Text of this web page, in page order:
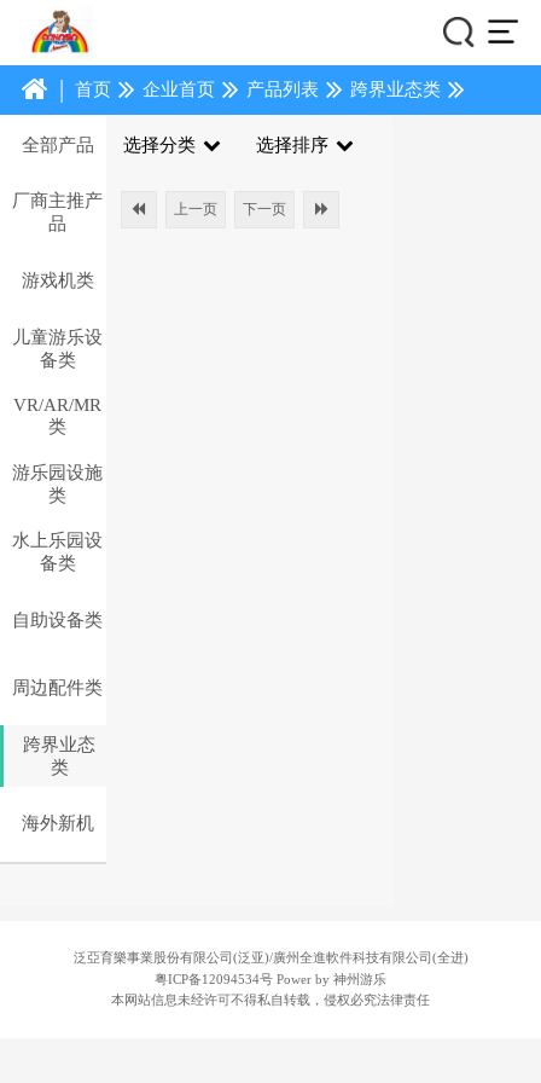
| 首页 企业首页 产品列表 跨界业态类
全部产品
厂商主推产
品
游戏机类
儿童游乐设
备类
VR/AR/MR
类
游乐园设施
类
水上乐园设
备类
自助设备类
周边配件类
跨界业态
类
海外新机
选择分类 选择排序
上一页 下一页
泛亞育樂事業股份有限公司(泛亚)/廣州全進軟件科技有限公司(全进)
粤ICP备12094534号 Power by 神州游乐
本网站信息未经许可不得私自转载，侵权必究法律责任